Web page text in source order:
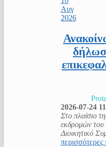
Αυγ
2026
2026-07-24
Στο πλαίσιο
εκδρομών του
Διοικητικό
περισσότερες